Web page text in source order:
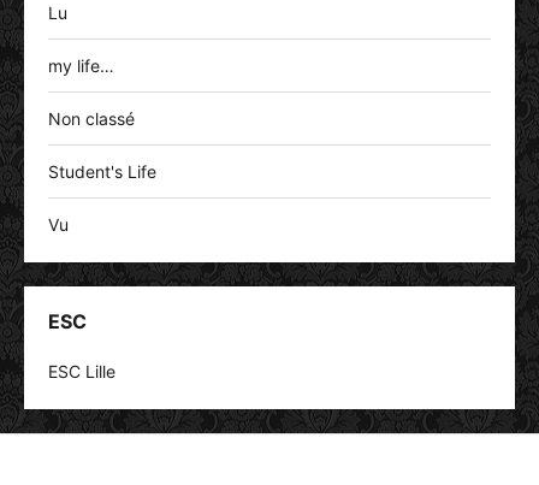
Lu
my life…
Non classé
Student's Life
Vu
ESC
ESC Lille